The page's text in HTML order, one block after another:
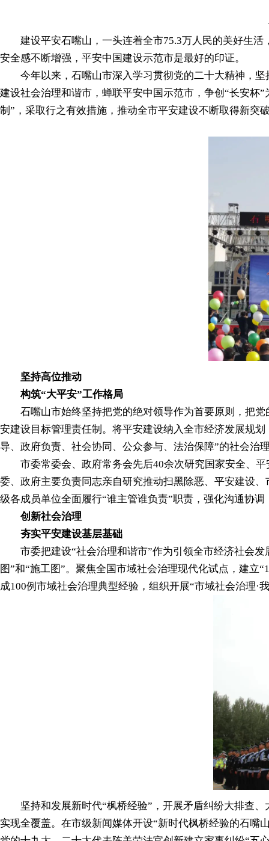
建设平安石嘴山，一头连着全市75.3万人民的美好生活
安全感不断增强，平安中国建设示范市是最好的印证。
今年以来，石嘴山市深入学习贯彻党的二十大精神，坚
建设社会治理和谐市，蝉联平安中国示范市，争创“长安杯
制”，采取行之有效措施，推动全市平安建设不断取得新突
坚持高位推动
构筑“大平安”工作格局
石嘴山市始终坚持把党的绝对领导作为首要原则，把党
安建设目标管理责任制。将平安建设纳入全市经济发展规
导、政府负责、社会协同、公众参与、法治保障”的社会治
市委常委会、政府常务会先后40余次研究国家安全、平
委、政府主要负责同志亲自研究推动扫黑除恶、平安建设
级各成员单位全面履行“谁主管谁负责”职责，强化沟通协
创新社会治理
夯实平安建设基层基础
市委把建设“社会治理和谐市”作为引领全市经济社会发
图”和“施工图”。聚焦全国市域社会治理现代化试点，建
成100例市域社会治理典型经验，组织开展“市域社会治理
坚持和发展新时代“枫桥经验”，开展矛盾纠纷大排查、
实现全覆盖。在市级新闻媒体开设“新时代枫桥经验的石嘴